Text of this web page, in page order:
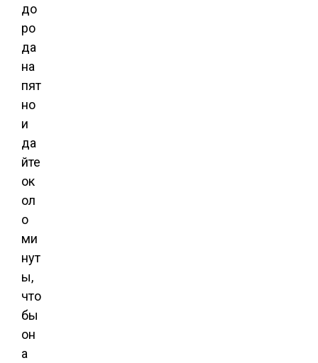
до
ро
да
на
пят
но
и
да
йте
ок
ол
о
ми
нут
ы,
что
бы
он
а